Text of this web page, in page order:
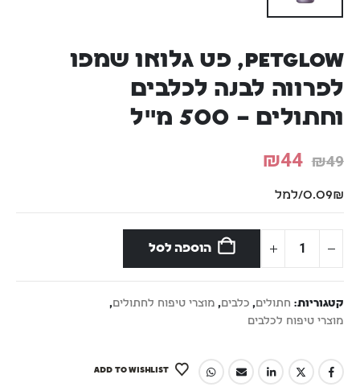
PetGlow, פט גלואו שמפו
לפרווה לבנה לכלבים
וחתולים – 500 מ"ל
₪49
₪44
0.09₪/למל
הוספה לסל
קטגוריות: חתולים, כלבים, מוצרי טיפוח לחתולים,
מוצרי טיפוח לכלבים
ADD TO WISHLIST